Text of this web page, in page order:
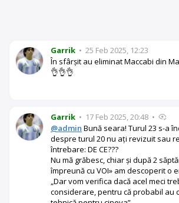
Garrik • 25 Feb 2025, 12:23
În sfârșit au eliminat Maccabi din
👌👌👌
Garrik • 17 Feb 2025, 20:48 •
@admin Bună seara! Turul 23 s-a
despre turul 20 nu ați revizuit sau
întrebare: DE CE???
Nu mă grăbesc, chiar și după 2
împreună cu VOI» am descoperit o
„Dar vom verifica dacă acel meci
considerare, pentru că probabil au